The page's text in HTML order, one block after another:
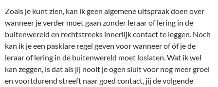
Zoals je kunt zien, kan ik geen algemene uitspraak doen over
wanneer je verder moet gaan zonder leraar of lering in de
buitenwereld en rechtstreeks innerlijk contact te leggen. Noch
kan ik je een pasklare regel geven voor wanneer of óf je de
leraar of lering in de buitenwereld moet loslaten. Wat ik wel
kan zeggen, is dat als jij nooit je ogen sluit voor nog meer groei
en voortdurend streeft naar goed contact, jij de volgende